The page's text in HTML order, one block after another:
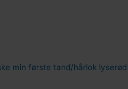
min første tand/hårlok lyserød